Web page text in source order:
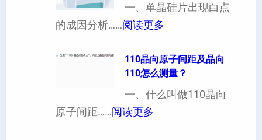
（
也
以
定
各
向
度
一、单晶硅片出现白点
的成因分析……阅读更多
晶
硅
片
110晶向原子间距及晶向
110怎么测量？
一、什么叫做110晶向
原子间距……阅读更多